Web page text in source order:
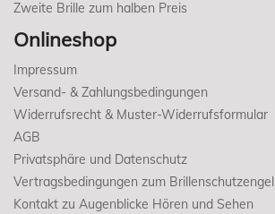
Zweite Brille zum halben Preis
Onlineshop
Impressum
Versand- & Zahlungsbedingungen
Widerrufsrecht & Muster-Widerrufsformular
AGB
Privatsphäre und Datenschutz
Vertragsbedingungen zum Brillenschutzengel
Kontakt zu Augenblicke Hören und Sehen